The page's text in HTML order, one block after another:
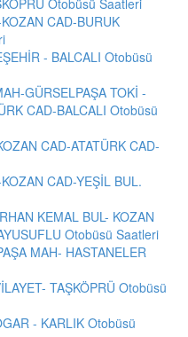
Otobüsü Saatleri
CAD-BURUK
- BALCALI Otobüsü
GÜRSELPAŞA TOKİ -
CAD-BALCALI Otobüsü
CAD-ATATÜRK CAD-
CAD-YEŞİL BUL.
KEMAL BUL- KOZAN
Otobüsü Saatleri
MAH- HASTANELER
TAŞKÖPRÜ Otobüsü
- KARLIK Otobüsü